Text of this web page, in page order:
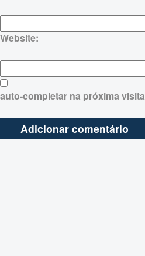
Website:
auto-completar na próxima visita